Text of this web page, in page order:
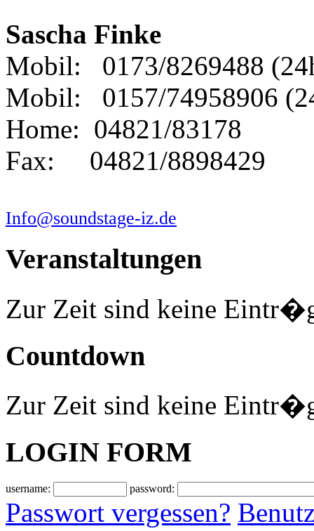
Sascha Finke
Mobil: 0173/8269488
Mobil: 0157/74958906
Home: 04821/83178
Fax: 04821/8898429
Info@soundstage-iz.de
Veranstaltungen
Zur Zeit sind keine
Countdown
Zur Zeit sind keine
LOGIN FORM
username: password:
Passwort vergessen?